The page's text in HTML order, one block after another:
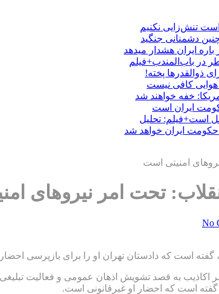
تنش‌زایی نکنیم
دشمنانی جنگید
ایران هشدار میدهد
در باب‌المندب+فیلم
ذوالقدرها پخته!
هوایی کافی نیست
خفه خواهند شد
ایران است
است+فیلم: تحلیل
ایران خواهد شد
امنیتی است
تحت امر نیروهای
No
است که دادستان تهران او را برای بازپرسی احضار
است که احضار او غیرقانونی است.